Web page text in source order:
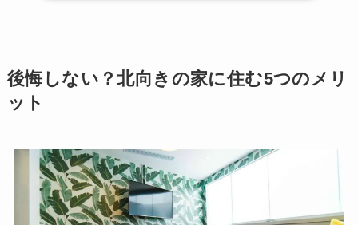
後悔しない？北向きの家に住む5つのメリ
ット